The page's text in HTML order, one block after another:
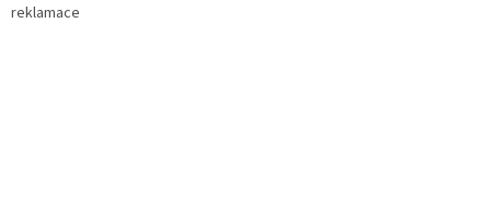
reklamace